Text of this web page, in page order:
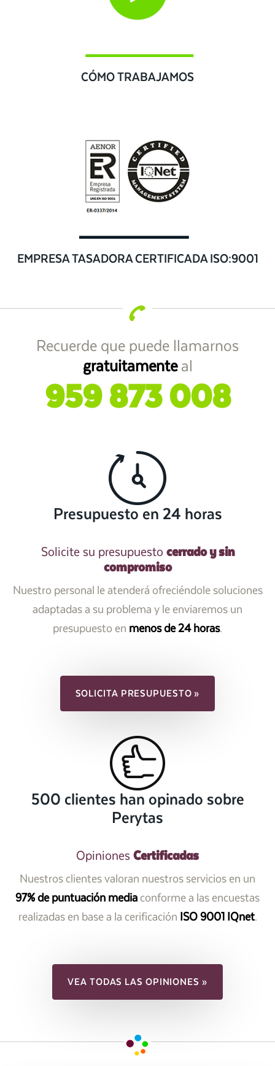
CÓMO TRABAJAMOS
EMPRESA TASADORA CERTIFICADA ISO:9001
Recuerde que puede llamarnos
gratuitamenteal
959 873 008
Presupuesto en 24 horas
Solicite su presupuesto cerrado y sin
compromiso
Nuestro personal le atenderá ofreciéndole soluciones
adaptadas a su problema y le enviaremos un
presupuesto en menos de 24 horas.
SOLICITA PRESUPUESTO »
500 clientes han opinado sobre
Perytas
Opiniones Certificadas
Nuestros clientes valoran nuestros servicios en un
97% de puntuación mediaconforme a las encuestas
realizadas en base a la cerificación ISO 9001 IQnet.
VEA TODAS LAS OPINIONES »